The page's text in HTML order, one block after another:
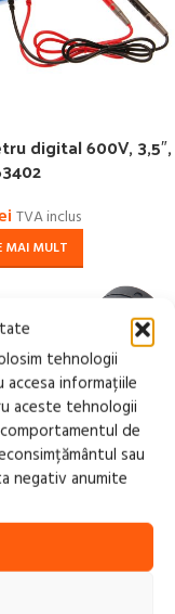
tehnologii
informațiile
aceste tehnologii
de
sau
negativ anumite
digital 600V, 3,5″,
TVA inclus
MAI MULT
pentru
afisaj LED